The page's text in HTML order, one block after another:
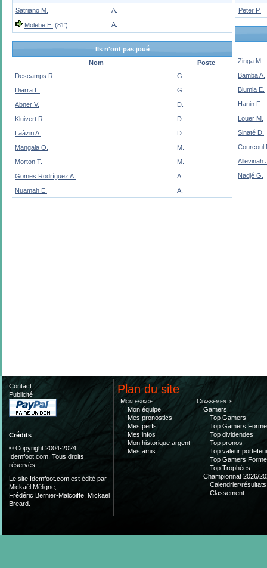
Satriano M. A.
Molebe E. (81') A.
Ils n'ont pas joué
Nom
Poste
Descamps R.
G.
Diarra L.
G.
Abner V.
D.
Kluivert R.
D.
Laâziri A.
D.
Mangala O.
M.
Morton T.
M.
Gomes Rodríguez A.
A.
Nuamah E.
A.
Peter P.
Zinga M.
Bamba A.
Biumla E.
Hanin F.
Louër M.
Sinaté D.
Courcoul
Allevinah
Nadjé G.
Contact
Publicité
Crédits
© Copyright 2004-2024
Idemfoot.com, Tous droits
réservés
Le site Idemfoot.com est édité par
Mickaël Méligne,
Frédéric Bernier-Malcoiffe, Mickaël
Breard.
Plan du site
Mon espace
Mon équipe
Mes pronostics
Mes perfs
Mes infos
Mon historique argent
Mes amis
Classements
Gamers
Top Gamers
Top Gamers Forme
Top dividendes
Top pronos
Top valeur
Top Gamers Forme
Top Trophées
Championnat 2026/
Calendrier/résultats
Classement